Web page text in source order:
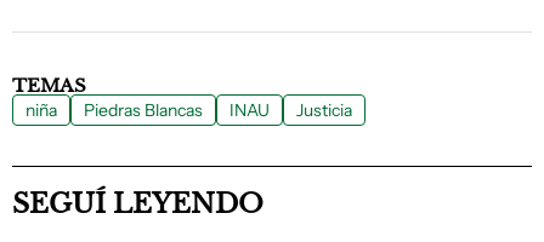
TEMAS
niña Piedras Blancas INAU Justicia
SEGUÍ LEYENDO